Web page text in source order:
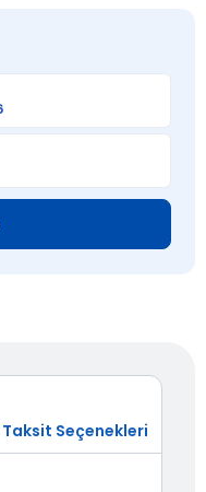
Taksit Seçenekleri